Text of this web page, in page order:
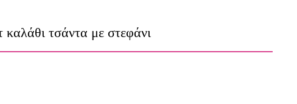
καλάθι τσάντα με στεφάνι